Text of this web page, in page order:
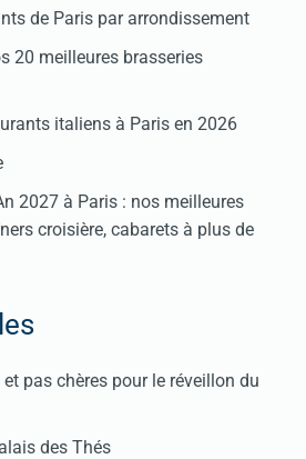
de Paris par arrondissement
20 meilleures brasseries
italiens à Paris en 2026
2027 à Paris : nos meilleures
croisière, cabarets à plus de
pas chères pour le réveillon du
des Thés